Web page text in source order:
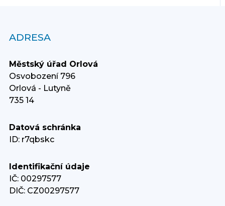
ADRESA
Městský úřad Orlová
Osvobození 796
Orlová - Lutyně
735 14
Datová schránka
ID: r7qbskc
Identifikační údaje
IČ: 00297577
DIČ: CZ00297577